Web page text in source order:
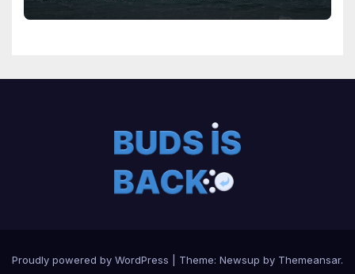
Proudly powered by WordPress Theme: Newsup by Themeansar.